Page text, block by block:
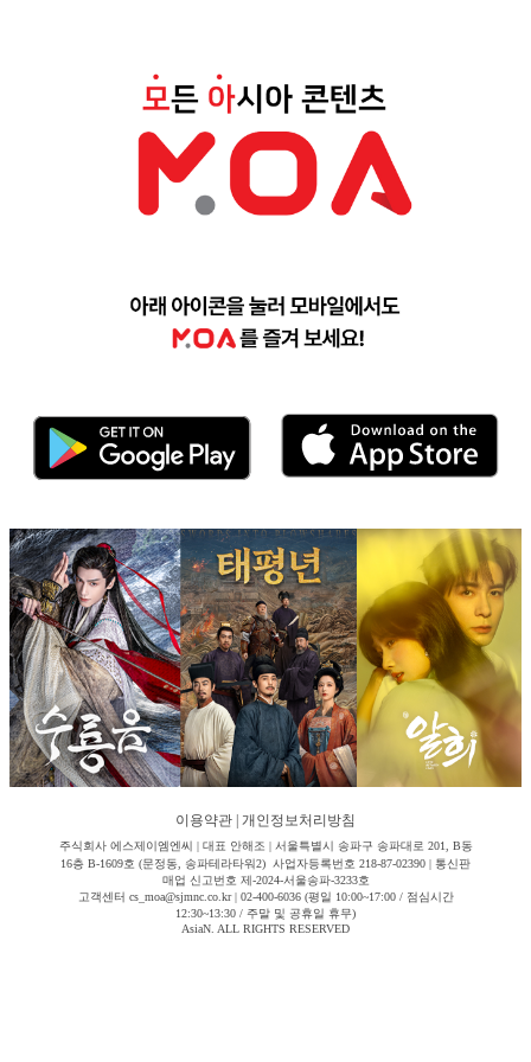
이용약관 개인정보처리방침
주식회사 에스제이엠엔씨 | 대표 안해조 | 서울특별시 송파구 송파대로 201, B동
16층 B-1609호 (문정동, 송파테라타워2) 사업자등록번호 218-87-02390 | 통신판
매업 신고번호 제-2024-서울송파-3233호
고객센터 cs_moa@sjmnc.co.kr | 02-400-6036 (평일 10:00~17:00 / 점심시간
12:30~13:30 / 주말 및 공휴일 휴무)
AsiaN. ALL RIGHTS RESERVED